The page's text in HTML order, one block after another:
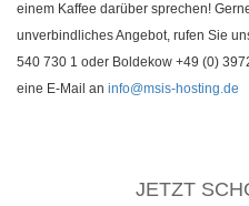
einem Kaffee darüber sprechen!
unverbindliches Angebot, rufen Sie
540 730 1 oder Boldekow +49 (0)
eine E-Mail an info@msis-hosting.de
JETZT